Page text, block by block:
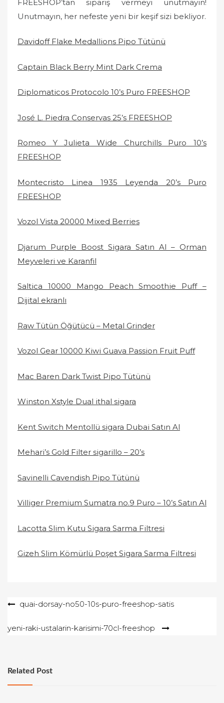
FREESHOP’tan sipariş vermeyi unutmayın!
Unutmayın, her nefeste yeni bir keşif sizi bekliyor.
Davidoff Flake Medallions Pipo Tütünü
Captain Black Berry Mint Dark Crema
Diplomaticos Protocolo 10’s Puro FREESHOP
José L. Piedra Conservas 25’s FREESHOP
Romeo Y Julieta Wide Churchills Puro 10’s
FREESHOP
Montecristo Linea 1935 Leyenda 20’s Puro
FREESHOP
Vozol Vista 20000 Mixed Berries
Djarum Purple Boost Sigara Satın Al – Orman
Meyveleri ve Karanfil
Saltica 10000 Mango Peach Smoothie Puff –
Dijital ekranlı
Raw Tütün Öğütücü – Metal Grinder
Vozol Gear 10000 Kiwi Guava Passion Fruit Puff
Mac Baren Dark Twist Pipo Tütünü
Winston Xstyle Dual ithal sigara
Kent Switch Mentollü sigara Dubai Satın Al
Mehari’s Gold Filter sigarillo – 20’s
Savinelli Cavendish Pipo Tütünü
Villiger Premium Sumatra no.9 Puro – 10’s Satın Al
Lacotta Slim Kutu Sigara Sarma Filtresi
Gizeh Slim Kömürlü Poşet Sigara Sarma Filtresi
Yazıquai-dorsay-no50-10s-puro-freeshop-satis
yeni-raki-ustalarin-karisimi-70cl-freeshop
Related Post